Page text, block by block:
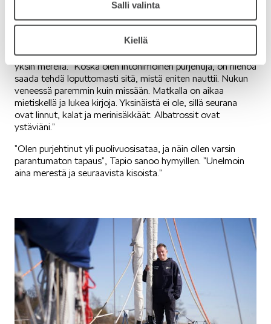
Salli valinta
Kiellä
lopulta oikeastaan sivuseikka. Meri on suurin vastustaja ja
siitä löytyy myös kisan lumo. Nopeus ja kisan voitto ovat
Tapiolta kysytään usein, miltä tuntuu olla kuukausitolkulla
yksin merellä. ”Koska olen intohimoinen purjehtija, on hienoa
saada tehdä loputtomasti sitä, mistä eniten nauttii. Nukun
veneessä paremmin kuin missään. Matkalla on aikaa
mietiskellä ja lukea kirjoja. Yksinäistä ei ole, sillä seurana
ovat linnut, kalat ja merinisäkkäät. Albatrossit ovat
ystäviäni.”
”Olen purjehtinut yli puolivuosisataa, ja näin ollen varsin
parantumaton tapaus”, Tapio sanoo hymyillen. ”Unelmoin
aina merestä ja seuraavista kisoista.”